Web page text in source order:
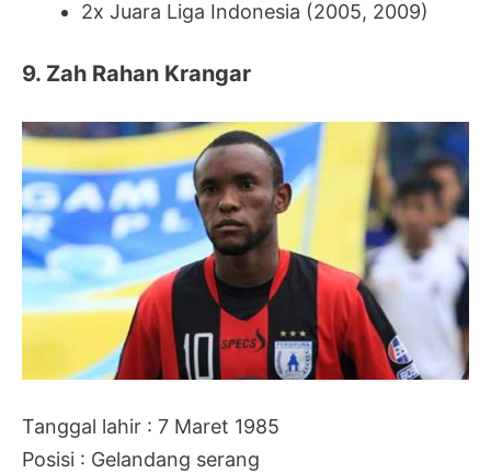
2x Juara Liga Indonesia (2005, 2009)
9. Zah Rahan Krangar
Tanggal lahir : 7 Maret 1985
Posisi : Gelandang serang